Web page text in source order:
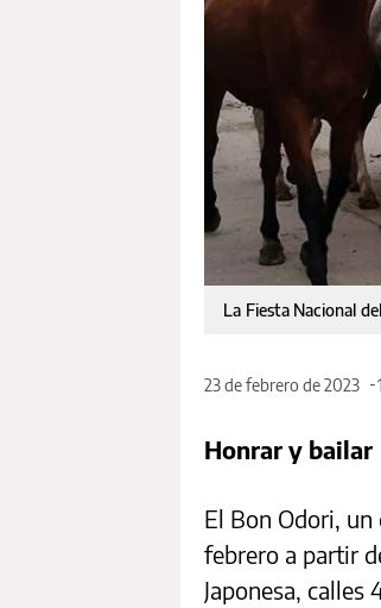
La Fiesta Nacional
23 de febrero de 2023
Honrar y bailar
El Bon Odori, un
febrero a partir
Japonesa,